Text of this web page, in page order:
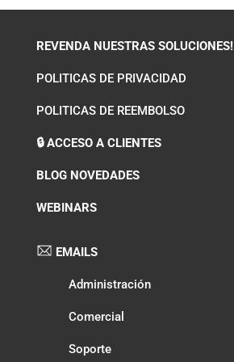
REVENDA NUESTRAS SOLUCIONES!
POLITICAS DE PRIVACIDAD
POLITICAS DE REEMBOLSO
🔒 ACCESO A CLIENTES
BLOG NOVEDADES
WEBINARS
EMAILS
Administración
Comercial
Soporte